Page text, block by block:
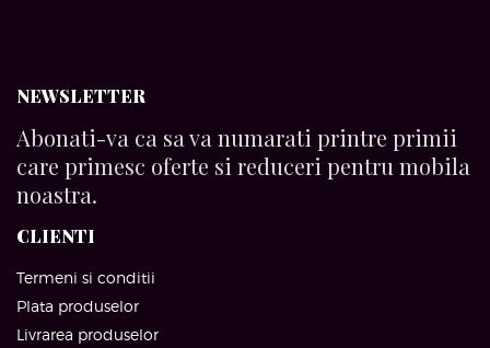
NEWSLETTER
Abonati-va ca sa va numarati printre primii
care primesc oferte si reduceri pentru mobila
noastra.
CLIENTI
Termeni si conditii
Plata produselor
Livrarea produselor